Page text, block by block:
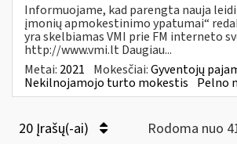
Informuojame, kad parengta nauja
įmonių apmokestinimo ypatumai“
yra skelbiamas VMI prie FM interneto
http://www.vmi.lt Daugiau...
Metai: 2021 Mokesčiai:Gyventojų
Nekilnojamojo turto mokestis Pelno
20 Įrašų(-ai) Rodoma nuo